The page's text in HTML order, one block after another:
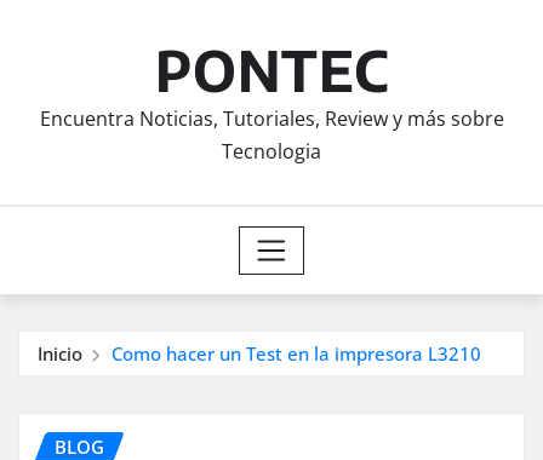
PONTEC
Encuentra Noticias, Tutoriales, Review y más sobre
Tecnologia
Inicio Como hacer un Test en la impresora L3210
BLOG